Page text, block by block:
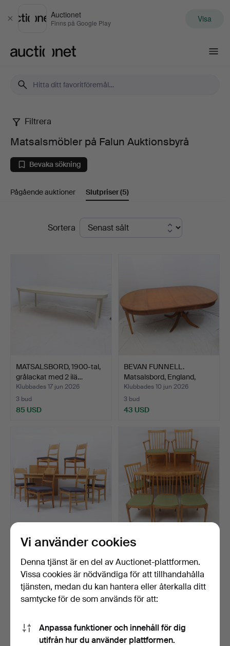
Stäng
Auctionet
Finns på Google Play Visa
Matsalsmöbler
på
Falun
Auktionsbyrå
Filtrera
Matsalsmöbler på Falun Auktionsbyrå
Bevaka sökning
Pågående auktioner Slutpriser(5)
SlutpriserSortera
MATSALSBORD, 1900-tal,
grålackat med 2 ilä…
Klubbades 17 jun 2026
3 bud
85 USD
BEVAN FUNNELL.
Matsalsbord, England,
1900-…
Klubbades 10 jun 2026
3 bud
43 USD
CARL MALMSTEN.
Matsalsmöblemang, 7
delar, …
Klubbades 6 maj 2026
27 bud
1 593 USD
CARL MALMSTEN.
Matsalsmöblemang,
"Herrgård…
Klubbades 20 apr 2026
26 bud
1 045 USD
Vi använder cookies
Denna tjänst är en del av Auctionet-plattformen.
Vissa cookies är nödvändiga för att tillhandahålla
tjänsten, medan du kan hantera eller återkalla ditt
samtycke för de som används för att:
Anpassa funktioner och innehåll för dig
utifrån hur du använder plattformen.